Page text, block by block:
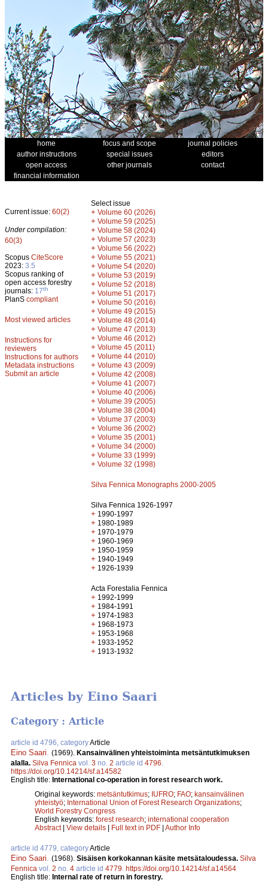
home focus and scope
journal policies
author instructions
special issues
editors
open access
other journals
contact
financial information
Current issue: 60(2)
Under compilation:
60(3)
Scopus CiteScore
2023: 3.5
Scopus ranking of
open access forestry
journals: 17th
PlanS compliant
Most viewed articles
Instructions for
reviewers
Instructions for authors
Metadata instructions
Submit an article
Select issue
+ Volume 60 (2026)
+ Volume 59 (2025)
+ Volume 58 (2024)
+ Volume 57 (2023)
+ Volume 56 (2022)
+ Volume 55 (2021)
+ Volume 54 (2020)
+ Volume 53 (2019)
+ Volume 52 (2018)
+ Volume 51 (2017)
+ Volume 50 (2016)
+ Volume 49 (2015)
+ Volume 48 (2014)
+ Volume 47 (2013)
+ Volume 46 (2012)
+ Volume 45 (2011)
+ Volume 44 (2010)
+ Volume 43 (2009)
+ Volume 42 (2008)
+ Volume 41 (2007)
+ Volume 40 (2006)
+ Volume 39 (2005)
+ Volume 38 (2004)
+ Volume 37 (2003)
+ Volume 36 (2002)
+ Volume 35 (2001)
+ Volume 34 (2000)
+ Volume 33 (1999)
+ Volume 32 (1998)
Silva Fennica Monographs 2000-2005
Silva Fennica 1926-1997
+ 1990-1997
+ 1980-1989
+ 1970-1979
+ 1960-1969
+ 1950-1959
+ 1940-1949
+ 1926-1939
Acta Forestalia Fennica
+ 1992-1999
+ 1984-1991
+ 1974-1983
+ 1968-1973
+ 1953-1968
+ 1933-1952
+ 1913-1932
Articles by Eino Saari
Category : Article
article id 4796, categoryArticle
Eino Saari (1969). Kansainvälinen yhteistoiminta metsäntutkimuksen
alalla. Silva Fennica vol. 3 no. 2 article id 4796
https://doi.org/10.14214/sf.a14582
English title: International co-operation in forest research work.
Original keywords: metsäntutkimus; IUFRO; FAO; kansainvälinen
yhteistyö; International Union of Forest Research Organizations;
World Forestry Congress
English keywords: forest research; international cooperation
Abstract| View details | Full text in PDF | Author Info
article id 4779, categoryArticle
Eino Saari (1968). Sisäisen korkokannan käsite metsätaloudessa. Silva
Fennica vol. 2 no. 4 article id 4779 https://doi.org/10.14214/sf.a14564
English title: Internal rate of return in forestry.